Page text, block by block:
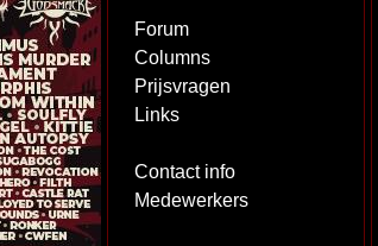
Forum
Columns
Prijsvragen
Links
Contact info
Medewerkers